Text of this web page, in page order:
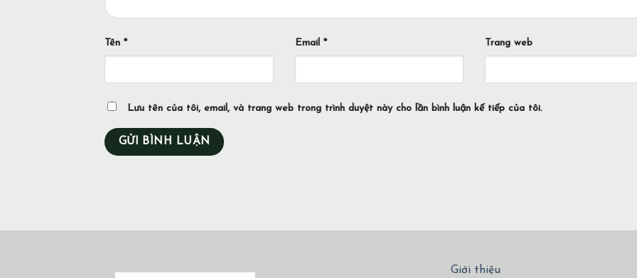
Tên * Email * Trang web
Lưu tên của tôi, email, và trang web trong trình duyệt này cho lần bình luận kế tiếp của tôi.
Giới thiệu